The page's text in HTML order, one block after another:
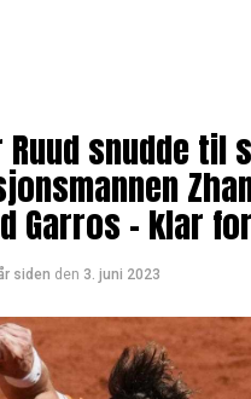
Ruud snudde til
Garros – klar
siden den 3. juni 2023